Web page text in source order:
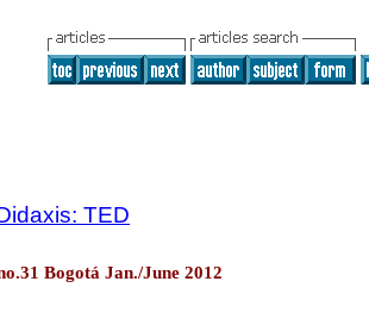
TED
Bogotá Jan./June 2012